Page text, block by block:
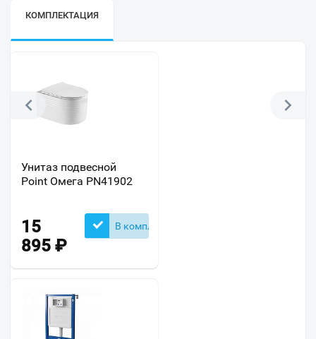
КОМПЛЕКТАЦИЯ
Унитаз подвесной
Point Омега PN41902
15
895 ₽
В комплекте